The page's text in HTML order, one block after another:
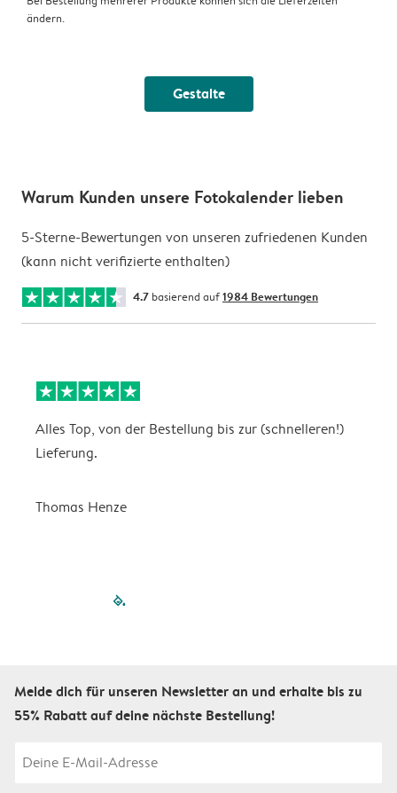
ändern.
Gestalte
Warum Kunden unsere Fotokalender lieben
5-Sterne-Bewertungen von unseren zufriedenen Kunden
(kann nicht verifizierte enthalten)
4.7 basierend auf1984 Bewertungen
Alles Top, von der Bestellung bis zur (schnelleren!)
Lieferung.
Thomas Henze
filled-pagination
Melde dich für unseren Newsletter an und erhalte bis zu
55% Rabatt auf deine nächste Bestellung!